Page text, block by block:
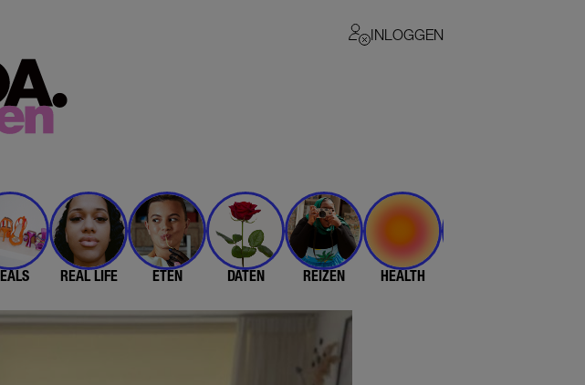
INLOGGEN
REAL LIFE ETEN DATEN REIZEN HEALTH